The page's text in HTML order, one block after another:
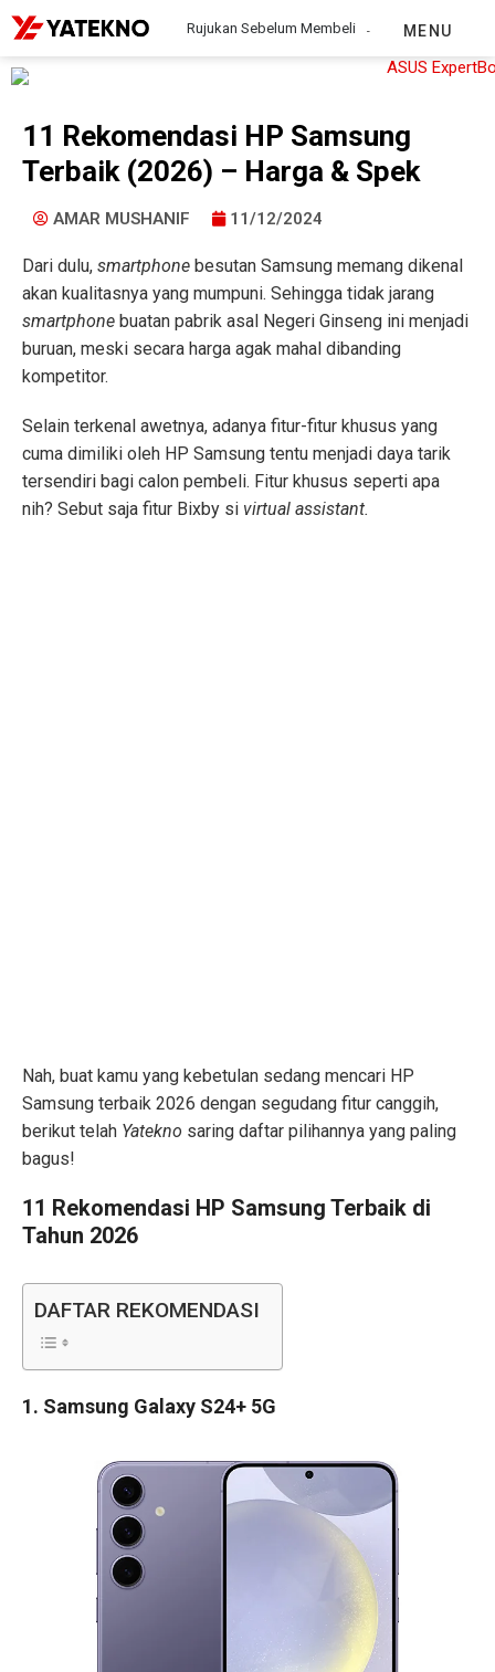
Rujukan Sebelum Membeli MENU
11 Rekomendasi HP Samsung
Terbaik (2026) – Harga & Spek
AMAR MUSHANIF 11/12/2024
Dari dulu, smartphone besutan Samsung memang dikenal
akan kualitasnya yang mumpuni. Sehingga tidak jarang
smartphone buatan pabrik asal Negeri Ginseng ini menjadi
buruan, meski secara harga agak mahal dibanding
kompetitor.
Selain terkenal awetnya, adanya fitur-fitur khusus yang
cuma dimiliki oleh HP Samsung tentu menjadi daya tarik
tersendiri bagi calon pembeli. Fitur khusus seperti apa
nih? Sebut saja fitur Bixby si virtual assistant.
Nah, buat kamu yang kebetulan sedang mencari HP
Samsung terbaik 2026 dengan segudang fitur canggih,
berikut telah Yatekno saring daftar pilihannya yang paling
bagus!
11 Rekomendasi HP Samsung Terbaik di
Tahun 2026
DAFTAR REKOMENDASI
1. Samsung Galaxy S24+ 5G